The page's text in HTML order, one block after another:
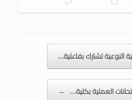
النوعية تشارك بفاعلية…
العملية بكلية… →